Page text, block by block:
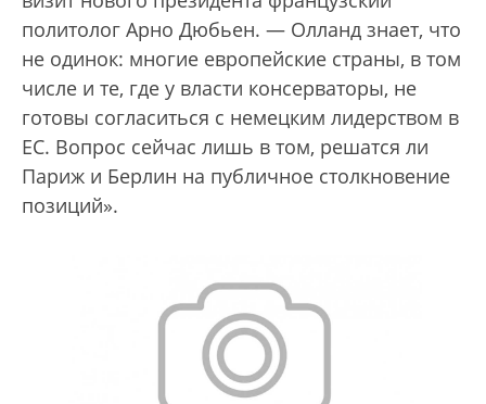
политолог Арно Дюбьен. — Олланд знает, что
не одинок: многие европейские страны, в том
числе и те, где у власти консерваторы, не
готовы согласиться с немецким лидерством в
ЕС. Вопрос сейчас лишь в том, решатся ли
Париж и Берлин на публичное столкновение
позиций».